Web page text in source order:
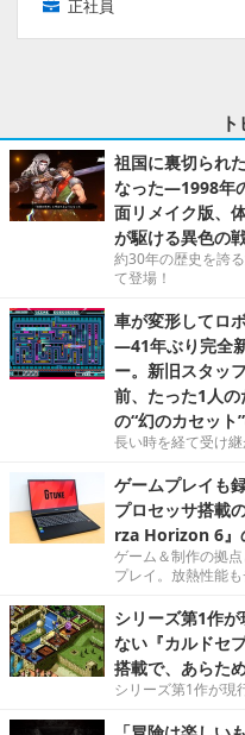
正社員
祖国に裏切られ
なった―1998年
面リメイク版、
が駆ける異色の
約30年の歴史を誇
て登場！
車が変形してロ
―41年ぶり完全
ー。新旧スタッ
前、たった1人
の“幻のカセット
長い時を経て受け
ゲームプレイも
プロセッサ搭載
rza Horizon 6』
ゲーム＆制作の拠
プレイ。放熱性能
シリーズ第1作
ない『カルドセ
搭載で、あらた
シリーズ第1作が現